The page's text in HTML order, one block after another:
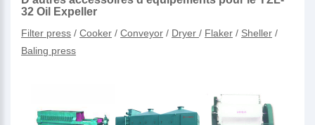
32 Oil Expeller
Filter press /Cooker /Conveyor / Dryer/ Flaker / Sheller /
Baling press